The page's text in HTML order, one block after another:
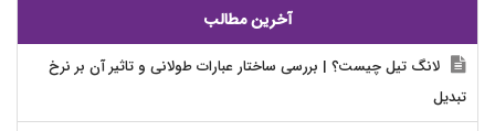
آخرین مطالب
لانگ تیل چیست؟ | بررسی ساختار عبارات طولانی و تاثیر آن بر نرخ
تبدیل